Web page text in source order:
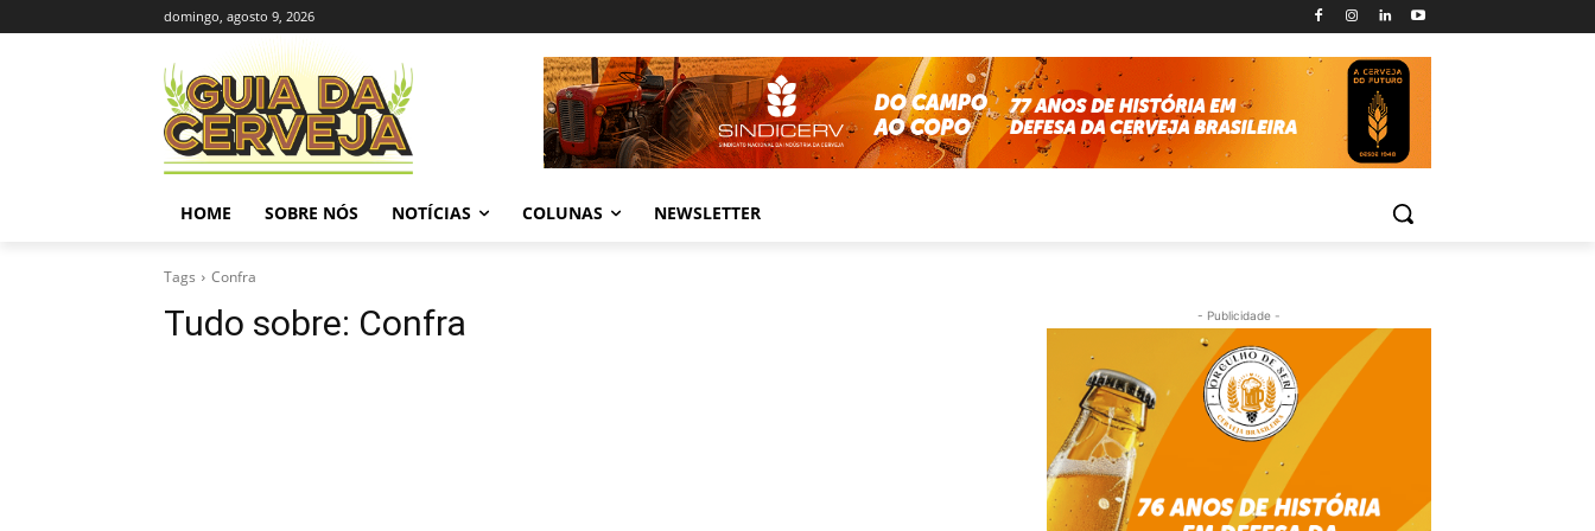
domingo, agosto 9, 2026
HOME SOBRE NÓS NOTÍCIAS COLUNAS NEWSLETTER
Tags Confra
Tudo sobre: Confra - Publicidade -